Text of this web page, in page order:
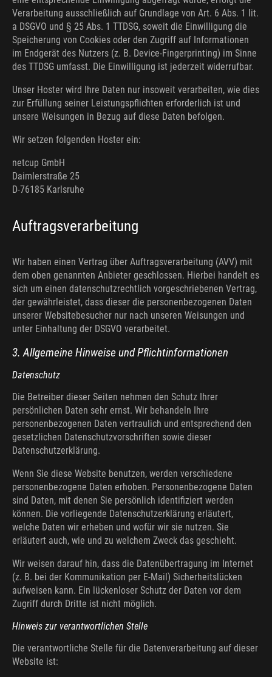
Verarbeitung ausschließlich auf Grundlage von Art. 6 Abs. 1 lit.
a DSGVO und § 25 Abs. 1 TTDSG, soweit die Einwilligung die
Speicherung von Cookies oder den Zugriff auf Informationen
im Endgerät des Nutzers (z. B. Device-Fingerprinting) im Sinne
des TTDSG umfasst. Die Einwilligung ist jederzeit widerrufbar.
Unser Hoster wird Ihre Daten nur insoweit verarbeiten, wie dies
zur Erfüllung seiner Leistungspflichten erforderlich ist und
unsere Weisungen in Bezug auf diese Daten befolgen.
Wir setzen folgenden Hoster ein:
netcup GmbH
Daimlerstraße 25
D-76185 Karlsruhe
Auftragsverarbeitung
Wir haben einen Vertrag über Auftragsverarbeitung (AVV) mit
dem oben genannten Anbieter geschlossen. Hierbei handelt es
sich um einen datenschutzrechtlich vorgeschriebenen Vertrag,
der gewährleistet, dass dieser die personenbezogenen Daten
unserer Websitebesucher nur nach unseren Weisungen und
unter Einhaltung der DSGVO verarbeitet.
3. Allgemeine Hinweise und Pflicht­informationen
Datenschutz
Die Betreiber dieser Seiten nehmen den Schutz Ihrer
persönlichen Daten sehr ernst. Wir behandeln Ihre
personenbezogenen Daten vertraulich und entsprechend den
gesetzlichen Datenschutzvorschriften sowie dieser
Datenschutzerklärung.
Wenn Sie diese Website benutzen, werden verschiedene
personenbezogene Daten erhoben. Personenbezogene Daten
sind Daten, mit denen Sie persönlich identifiziert werden
können. Die vorliegende Datenschutzerklärung erläutert,
welche Daten wir erheben und wofür wir sie nutzen. Sie
erläutert auch, wie und zu welchem Zweck das geschieht.
Wir weisen darauf hin, dass die Datenübertragung im Internet
(z. B. bei der Kommunikation per E-Mail) Sicherheitslücken
aufweisen kann. Ein lückenloser Schutz der Daten vor dem
Zugriff durch Dritte ist nicht möglich.
Hinweis zur verantwortlichen Stelle
Die verantwortliche Stelle für die Datenverarbeitung auf dieser
Website ist: